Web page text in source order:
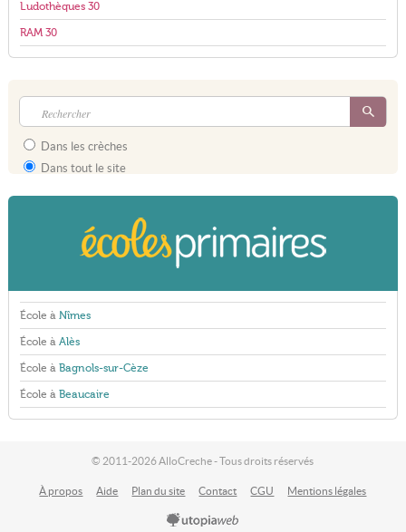
Ludothèques 30
RAM 30
Dans les crèches
Dans tout le site
École à Nîmes
École à Alès
École à Bagnols-sur-Cèze
École à Beaucaire
© 2011-2026 AlloCreche - Tous droits réservés
À propos Aide Plan du site Contact CGU Mentions légales